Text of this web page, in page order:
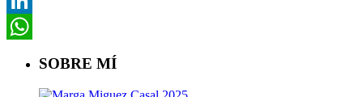
LinkedIn
SOBRE MÍ